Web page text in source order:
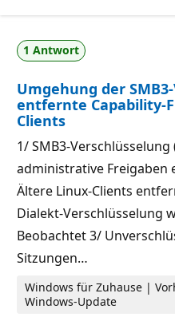
k
e
i
s
p
u
n
t
ä
s
s
g
k
e
s
u
k
e
1 Antwort
Umgehung der
entfernte Capability-
Clients
1/ SMB3-
administrative
Ältere Linux-Clients
Dialekt-Verschlüsselung
Beobachtet 3/
Sitzungen…
Windows für Zuhause |
Windows-Update